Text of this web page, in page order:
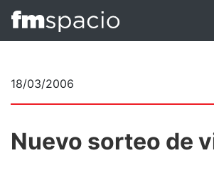
18/03/2006
Nuevo sorteo de